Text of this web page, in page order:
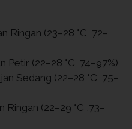
Ringan (23–28 °C ,72–
Petir (22–28 °C ,74–97%)
Sedang (22–28 °C ,75–
Ringan (22–29 °C ,73–